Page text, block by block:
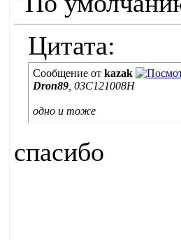
Цитата:
Сообщение от kazak
Dron89 , 03C121008H
одно и тоже
спасибо